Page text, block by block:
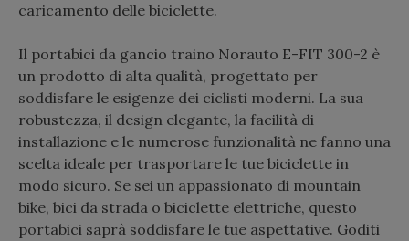
caricamento delle biciclette.
Il portabici da gancio traino Norauto E-FIT 300-2 è
un prodotto di alta qualità, progettato per
soddisfare le esigenze dei ciclisti moderni. La sua
robustezza, il design elegante, la facilità di
installazione e le numerose funzionalità ne fanno una
scelta ideale per trasportare le tue biciclette in
modo sicuro. Se sei un appassionato di mountain
bike, bici da strada o biciclette elettriche, questo
portabici saprà soddisfare le tue aspettative. Goditi